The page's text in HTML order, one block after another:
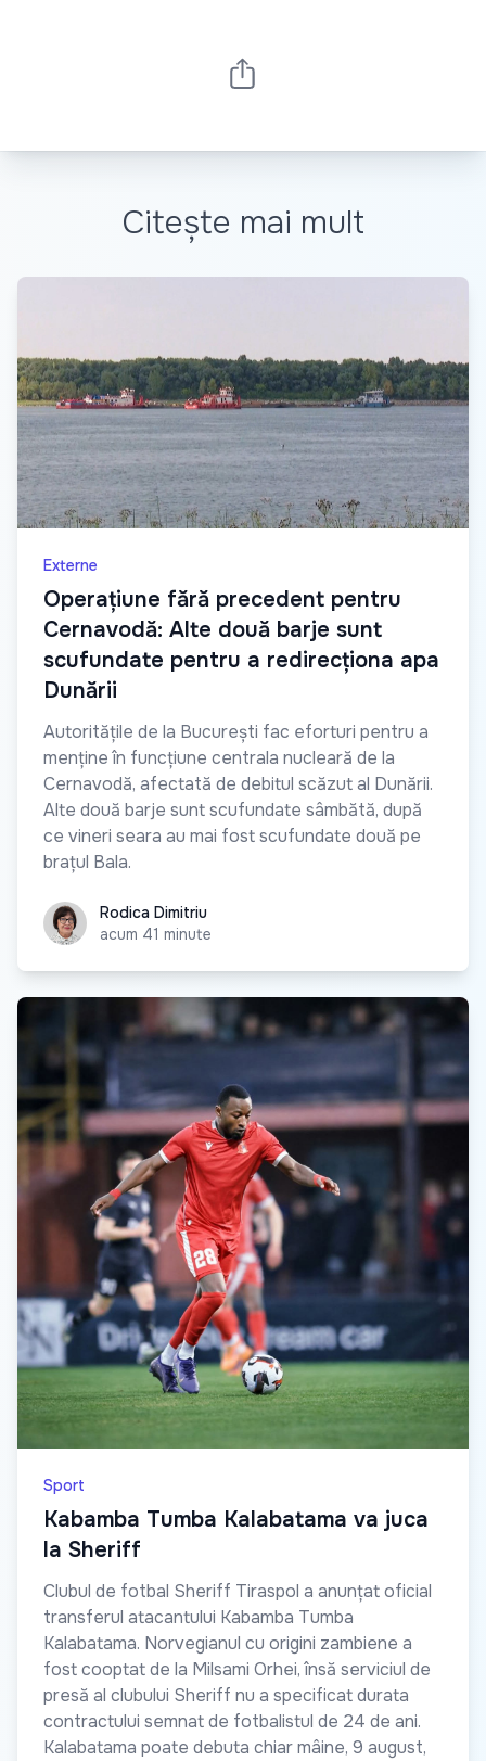
Citește mai mult
Externe
Operațiune fără precedent pentru
Cernavodă: Alte două barje sunt
scufundate pentru a redirecționa apa
Dunării
Autoritățile de la București fac eforturi pentru a
menține în funcțiune centrala nucleară de la
Cernavodă, afectată de debitul scăzut al Dunării.
Alte două barje sunt scufundate sâmbătă, după
ce vineri seara au mai fost scufundate două pe
brațul Bala.
Rodica Dimitriu
Rodica Dimitriu
acum 41 minute
Sport
Kabamba Tumba Kalabatama va juca
la Sheriff
Clubul de fotbal Sheriff Tiraspol a anunțat oficial
transferul atacantului Kabamba Tumba
Kalabatama. Norvegianul cu origini zambiene a
fost cooptat de la Milsami Orhei, însă serviciul de
presă al clubului Sheriff nu a specificat durata
contractului semnat de fotbalistul de 24 de ani.
Kalabatama poate debuta chiar mâine, 9 august,